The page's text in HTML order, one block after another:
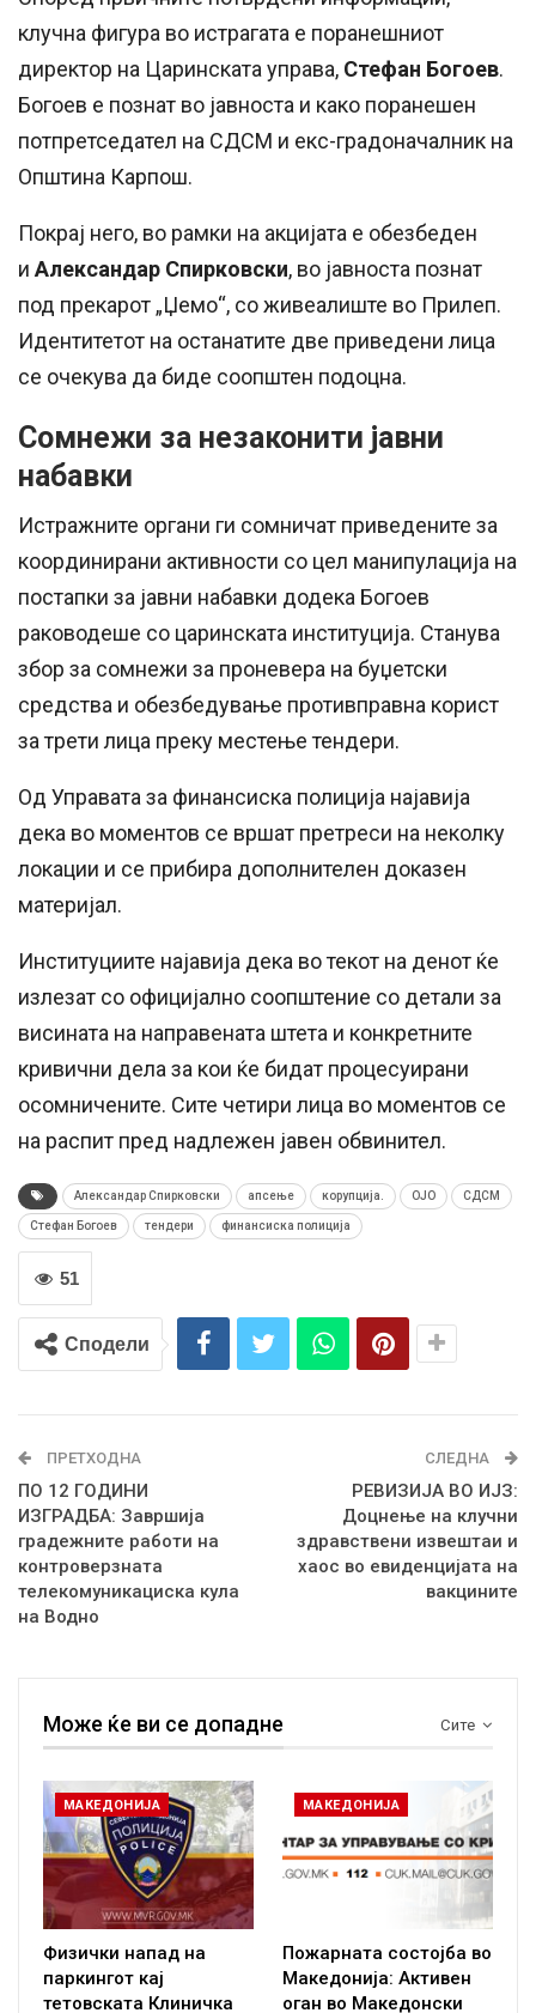
клучна фигура во истрагата е поранешниот
директор на Царинската управа, Стефан Богоев.
Богоев е познат во јавноста и како поранешен
потпретседател на СДСМ и екс-градоначалник на
Општина Карпош.
Покрај него, во рамки на акцијата е обезбеден
и Александар Спирковски, во јавноста познат
под прекарот „Џемо“, со живеалиште во Прилеп.
Идентитетот на останатите две приведени лица
се очекува да биде соопштен подоцна.
Сомнежи за незаконити јавни
набавки
Истражните органи ги сомничат приведените за
координирани активности со цел манипулација на
постапки за јавни набавки додека Богоев
раководеше со царинската институција. Станува
збор за сомнежи за проневера на буџетски
средства и обезбедување противправна корист
за трети лица преку местење тендери.
Од Управата за финансиска полиција најавија
дека во моментов се вршат претреси на неколку
локации и се прибира дополнителен доказен
материјал.
Институциите најавија дека во текот на денот ќе
излезат со официјално соопштение со детали за
висината на направената штета и конкретните
кривични дела за кои ќе бидат процесуирани
осомничените. Сите четири лица во моментов се
на распит пред надлежен јавен обвинител.
Александар Спирковски апсење корупција. ОЈО СДСМ
Стефан Богоев тендери финансиска полиција
51
Сподели
ПРЕТХОДНА
ПО 12 ГОДИНИ
ИЗГРАДБА: Завршија
градежните работи на
контроверзната
телекомуникациска кула
на Водно
СЛЕДНА
РЕВИЗИЈА ВО ИЈЗ:
Доцнење на клучни
здравствени извештаи и
хаос во евиденцијата на
вакцините
Сите
Може ќе ви се допадне
МАКЕДОНИЈА
Физички напад на
паркингот кај
тетовската Клиничка
МАКЕДОНИЈА
Пожарната состојба во
Македонија: Активен
оган во Македонски